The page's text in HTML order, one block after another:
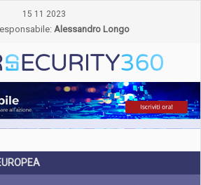
15 11 2023
Alessandro Longo